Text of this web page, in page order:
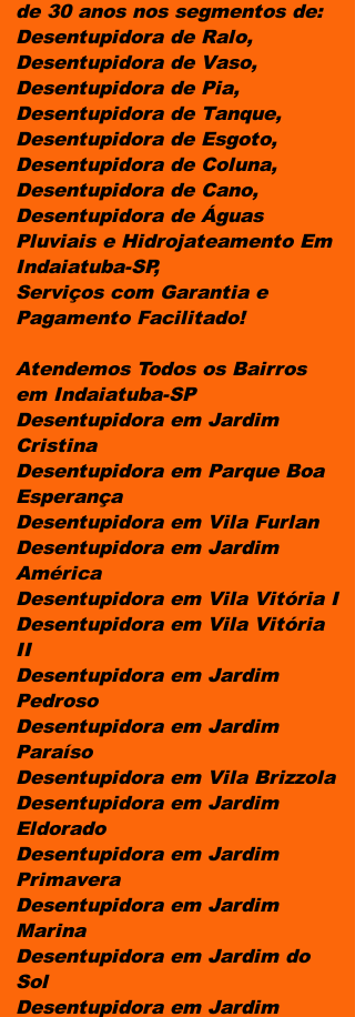
de 30 anos nos segmentos de:
Desentupidora de Ralo,
Desentupidora de Vaso,
Desentupidora de Pia,
Desentupidora de Tanque,
Desentupidora de Esgoto,
Desentupidora de Coluna,
Desentupidora de Cano,
Desentupidora de Águas
Pluviais e Hidrojateamento Em
Indaiatuba-SP,
Serviços com Garantia e
Pagamento Facilitado!
Atendemos Todos os Bairros
em Indaiatuba-SP
Desentupidora em Jardim
Cristina
Desentupidora em Parque Boa
Esperança
Desentupidora em Vila Furlan
Desentupidora em Jardim
América
Desentupidora em Vila Vitória I
Desentupidora em Vila Vitória
II
Desentupidora em Jardim
Pedroso
Desentupidora em Jardim
Paraíso
Desentupidora em Vila Brizzola
Desentupidora em Jardim
Eldorado
Desentupidora em Jardim
Primavera
Desentupidora em Jardim
Marina
Desentupidora em Jardim do
Sol
Desentupidora em Jardim